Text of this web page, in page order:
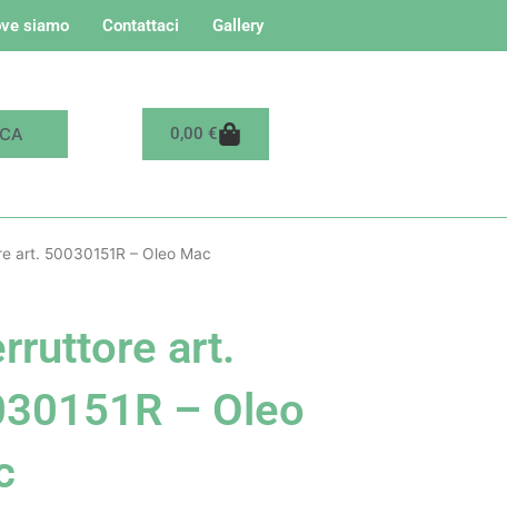
siamo Contattaci Gallery
0,00 €Carrello
art. 50030151R – Oleo Mac
art.
– Oleo